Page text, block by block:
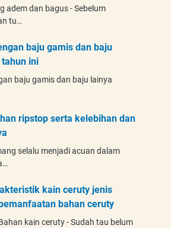
adem dan bagus - Sebelum
tu…
baju gamis dan baju
ini
baju gamis dan baju lainya
ripstop serta kelebihan dan
selalu menjadi acuan dalam
kain ceruty jenis
bahan ceruty
kain ceruty - Sudah tau belum